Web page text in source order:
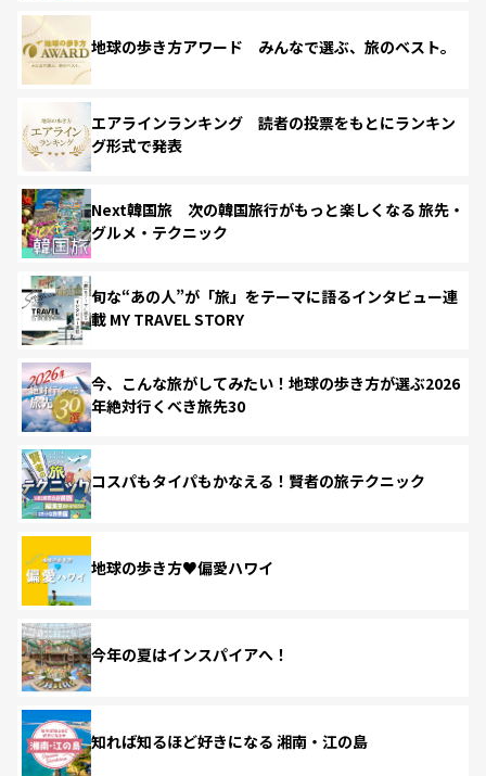
地球の歩き方アワード みんなで選ぶ、旅のベスト。
エアラインランキング 読者の投票をもとにランキン
グ形式で発表
Next韓国旅 次の韓国旅行がもっと楽しくなる 旅先・
グルメ・テクニック
旬な“あの人”が「旅」をテーマに語るインタビュー連
載 MY TRAVEL STORY
今、こんな旅がしてみたい！地球の歩き方が選ぶ2026
年絶対行くべき旅先30
コスパもタイパもかなえる！賢者の旅テクニック
地球の歩き方♥偏愛ハワイ
今年の夏はインスパイアへ！
知れば知るほど好きになる 湘南・江の島